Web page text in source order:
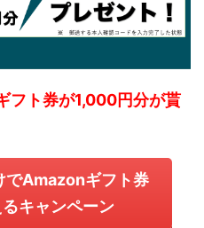
フト券が1,000円分が貰
でAmazonギフト券
キャンペーン